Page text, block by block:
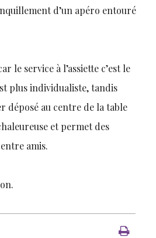
d’un apéro entouré
le service à l’assiette c’est le
plus individualiste, tandis
déposé au centre de la table
et permet des
amis.